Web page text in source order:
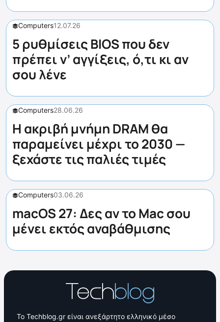
Computers12.07.26
5 ρυθμίσεις BIOS που δεν
πρέπει ν’ αγγίξεις, ό,τι κι αν
σου λένε
Computers28.06.26
Η ακριβή μνήμη DRAM θα
παραμείνει μέχρι το 2030 —
ξεχάστε τις παλιές τιμές
Computers03.06.26
macOS 27: Δες αν το Mac σου
μένει εκτός αναβάθμισης
Το Techblog.gr είναι ανεξάρτητο ελληνικό μέσο